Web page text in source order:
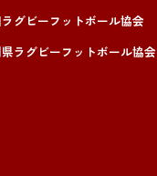
グビーフットボール協会
ラグビーフットボール協会